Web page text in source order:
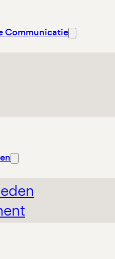
Communicatie